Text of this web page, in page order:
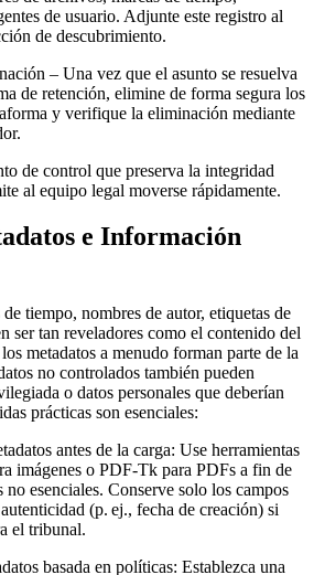
de usuario. Adjunte este registro al
de descubrimiento.
– Una vez que el asunto se resuelva
de retención, elimine de forma segura los
y verifique la eliminación mediante
de control que preserva la integridad
al equipo legal moverse rápidamente.
e Información
tiempo, nombres de autor, etiquetas de
ser tan reveladores como el contenido del
metadatos a menudo forman parte de la
no controlados también pueden
o datos personales que deberían
prácticas son esenciales:
antes de la carga: Use herramientas
imágenes o PDF‑Tk para PDFs a fin de
no esenciales. Conserve solo los campos
(p. ej., fecha de creación) si
el tribunal.
basada en políticas: Establezca una